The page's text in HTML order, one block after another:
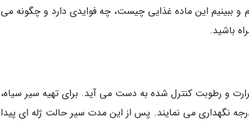
و ببینیم این ماده غذایی چیست، چه فوایدی دارد و چگونه می
باشید.
و رطوبت کنترل شده به دست می آید. برای تهیه سیر سیاه،
را کم وبیش 50 تا 90 روز در دمای تقریبی 60 تا 77 درجه نگهداری می نمایند. پس از این مدت سیر حالت ژله ای پیدا